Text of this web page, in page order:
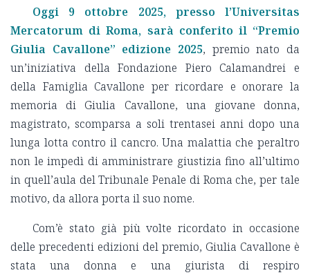
Oggi 9 ottobre 2025, presso l’Universitas
Mercatorum di Roma, sarà conferito il “Premio
Giulia Cavallone” edizione 2025, premio nato da
un’iniziativa della Fondazione Piero Calamandrei e
della Famiglia Cavallone per ricordare e onorare la
memoria di Giulia Cavallone, una giovane donna,
magistrato, scomparsa a soli trentasei anni dopo una
lunga lotta contro il cancro. Una malattia che peraltro
non le impedì di amministrare giustizia fino all’ultimo
in quell’aula del Tribunale Penale di Roma che, per tale
motivo, da allora porta il suo nome.
Com’è stato già più volte ricordato in occasione
delle precedenti edizioni del premio, Giulia Cavallone è
stata una donna e una giurista di respiro